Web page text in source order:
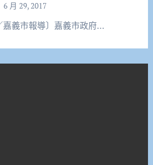
6 月 29, 2017
／嘉義市報導〕嘉義市政府…